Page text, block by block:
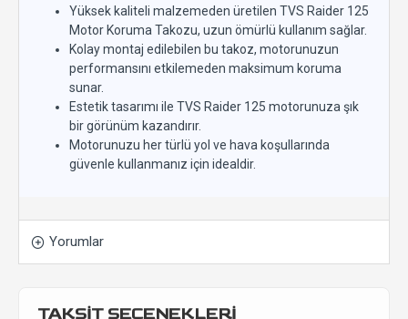
Yüksek kaliteli malzemeden üretilen TVS Raider 125
Motor Koruma Takozu, uzun ömürlü kullanım sağlar.
Kolay montaj edilebilen bu takoz, motorunuzun
performansını etkilemeden maksimum koruma
sunar.
Estetik tasarımı ile TVS Raider 125 motorunuza şık
bir görünüm kazandırır.
Motorunuzu her türlü yol ve hava koşullarında
güvenle kullanmanız için idealdir.
Yorumlar
TAKSİT SEÇENEKLERİ